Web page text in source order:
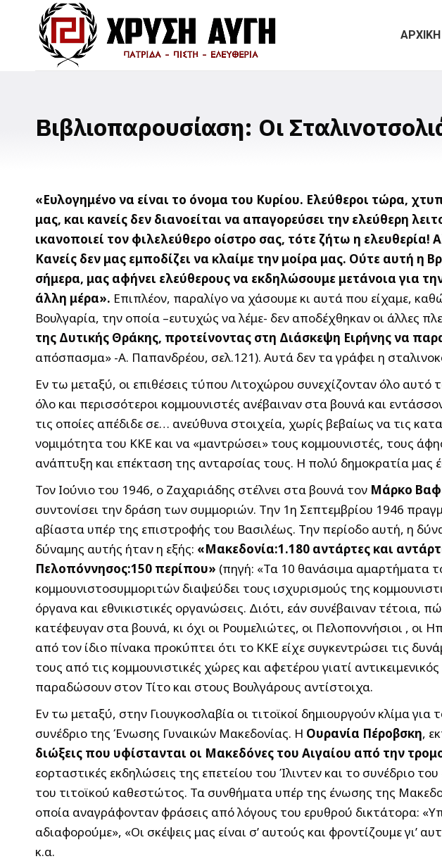
ΑΡΧΙΚΗ
Βιβλιοπαρουσίαση: Οι
«Ευλογημένο να είναι το όνομα του Κυρίου. Ελεύθεροι τώρα,
μας, και κανείς δεν διανοείται να απαγορεύσει την ελεύθερη
ικανοποιεί τον φιλελεύθερο οίστρο σας, τότε ζήτω η
Κανείς δεν μας εμποδίζει να κλαίμε την μοίρα μας. Ούτε αυτή η
σήμερα, μας αφήνει ελεύθερους να εκδηλώσουμε μετάνοια για
άλλη μέρα». Επιπλέον, παραλίγο να χάσουμε κι αυτά που είχαμε,
Βουλγαρία, την οποία –ευτυχώς να λέμε- δεν αποδέχθηκαν οι άλλες
της Δυτικής Θράκης, προτείνοντας στη Διάσκεψη Ειρήνης να
απόσπασμα» -Α. Παπανδρέου, σελ.121). Αυτά δεν τα γράφει η
Εν τω μεταξύ, οι επιθέσεις τύπου Λιτοχώρου συνεχίζονταν όλο
όλο και περισσότεροι κομμουνιστές ανέβαιναν στα βουνά και
τις οποίες απέδιδε σε… ανεύθυνα στοιχεία, χωρίς βεβαίως να τις
νομιμότητα του ΚΚΕ και να «μαντρώσει» τους κομμουνιστές, τους
ανάπτυξη και επέκταση της ανταρσίας τους. Η πολύ δημοκρατία μας
Τον Ιούνιο του 1946, ο Ζαχαριάδης στέλνει στα βουνά τον Μάρκο
συντονίσει την δράση των συμμοριών. Την 1η Σεπτεμβρίου 1946
αβίαστα υπέρ της επιστροφής του Βασιλέως. Την περίοδο αυτή, η
δύναμης αυτής ήταν η εξής: «Μακεδονία:1.180 αντάρτες και
Πελοπόννησος:150 περίπου» (πηγή: «Τα 10 θανάσιμα αμαρτήματα
κομμουνιστοσυμμοριτών διαψεύδει τους ισχυρισμούς της
όργανα και εθνικιστικές οργανώσεις. Διότι, εάν συνέβαιναν τέτοια,
κατέφευγαν στα βουνά, κι όχι οι Ρουμελιώτες, οι Πελοποννήσιοι , οι
από τον ίδιο πίνακα προκύπτει ότι το ΚΚΕ είχε συγκεντρώσει τις
τους από τις κομμουνιστικές χώρες και αφετέρου γιατί
παραδώσουν στον Τίτο και στους Βουλγάρους αντίστοιχα.
Εν τω μεταξύ, στην Γιουγκοσλαβία οι τιτοϊκοί δημιουργούν κλίμα
συνέδριο της Ένωσης Γυναικών Μακεδονίας. Η Ουρανία Πέροβσκη,
διώξεις που υφίστανται οι Μακεδόνες του Αιγαίου από την
εορταστικές εκδηλώσεις της επετείου του Ίλιντεν και το
του τιτοϊκού καθεστώτος. Τα συνθήματα υπέρ της ένωσης της
οποία αναγράφονταν φράσεις από λόγους του ερυθρού δικτάτορα:
αδιαφορούμε», «Οι σκέψεις μας είναι σ’ αυτούς και φροντίζουμε
κ.α.